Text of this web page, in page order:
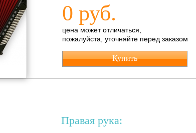
0 руб.
цена может отличаться,
пожалуйста, уточняйте перед заказом
Купить
Правая рука: